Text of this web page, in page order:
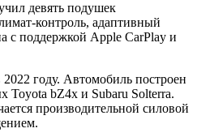
девять подушек
контроль, адаптивный
с поддержкой Apple CarPlay и
году. Автомобиль построен
Toyota bZ4x и Subaru Solterra.
производительной силовой